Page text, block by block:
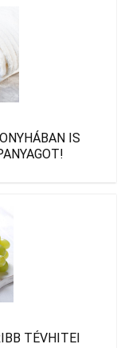
IS
TÉVHITEI